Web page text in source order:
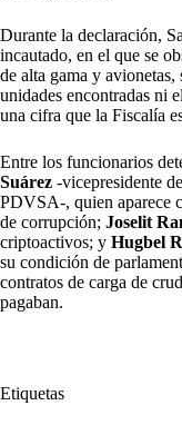
Durante la declaración,
incautado, en el que se
de alta gama y
unidades encontradas ni
una cifra que la Fiscalía
Entre los funcionarios
Suárez -vicepresidente
PDVSA-, quien aparece
de corrupción; Joselit
criptoactivos; y Hugbel
su condición de
contratos de carga de
pagaban.
Etiquetas